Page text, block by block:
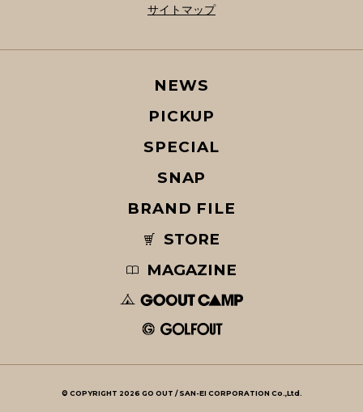
サイトマップ
© COPYRIGHT 2026 GO OUT / SAN-EI CORPORATION Co.,Ltd.
NEWS
PICKUP
SPECIAL
SNAP
BRAND FILE
STORE
MAGAZINE